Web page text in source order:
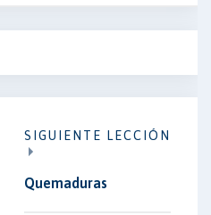
SIGUIENTE LECCIÓN
Quemaduras